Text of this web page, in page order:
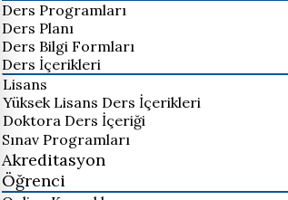
Ders Programları
Ders Planı
Ders Bilgi Formları
Ders İçerikleri
Lisans
Yüksek Lisans Ders İçerikleri
Doktora Ders İçeriği
Sınav Programları
Akreditasyon
Öğrenci